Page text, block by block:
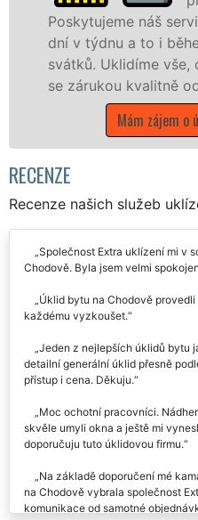
servis 24 hodin denně, 7
během víkendů či státních
vše, co zákazník žádá a to
odvedené práce.
o úklid na Praze 4
RECENZE
Recenze našich služeb
Společnost Extra uklízení mi v
Chodově. Byla jsem velmi
Úklid bytu na Chodově
každému vyzkoušet.
Jeden z nejlepších úklidů bytu
detailní generální úklid přesně
přístup i cena. Děkuju.
Moc ochotní pracovníci.
skvěle umyli okna a ještě mi
doporučuju tuto úklidovou firmu.
Na základě doporučení mé
na Chodově vybrala společnost
komunikace od samotné